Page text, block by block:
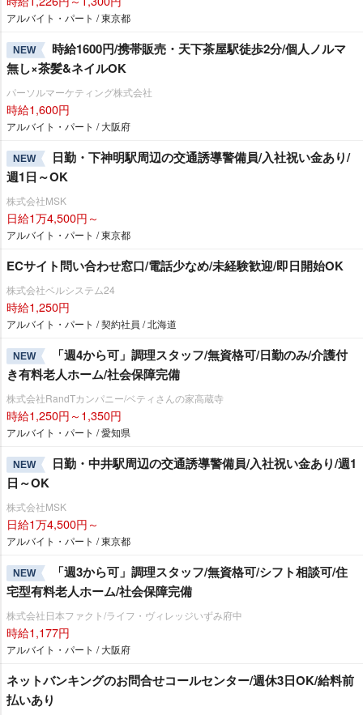
アルバイト・パート / 東京都
NEW
時給1600円/携帯販売・天下茶屋駅徒歩2分/個人ノルマ
無し×茶髪&ネイルOK
パーソルマーケティング株式会社
時給1,600円
アルバイト・パート / 大阪府
NEW
日勤・下神明駅周辺の交通誘導警備員/入社祝い金あり/
週1日～OK
株式会社MSK
日給1万4,500円～
アルバイト・パート / 東京都
ECサイト問い合わせ窓口/電話少なめ/未経験歓迎/即日開始OK
株式会社ベルシステム24
時給1,250円
アルバイト・パート / 契約社員 / 北海道
NEW
「週4から可」調理スタッフ/無資格可/日勤のみ/介護付
き有料老人ホーム/社会保障完備
株式会社RandTカンパニー/ベティさんの家高蔵寺
時給1,250円～1,350円
アルバイト・パート / 愛知県
NEW
日勤・中井駅周辺の交通誘導警備員/入社祝い金あり/週1
日～OK
株式会社MSK
日給1万4,500円～
アルバイト・パート / 東京都
NEW
「週3から可」調理スタッフ/無資格可/シフト相談可/住
宅型有料老人ホーム/社会保障完備
株式会社日本ファクト/ライフ・ヴィレッジいずみ府中
時給1,177円
アルバイト・パート / 大阪府
ネットバンキングのお問合せコールセンター/週休3日OK/給料前
払いあり